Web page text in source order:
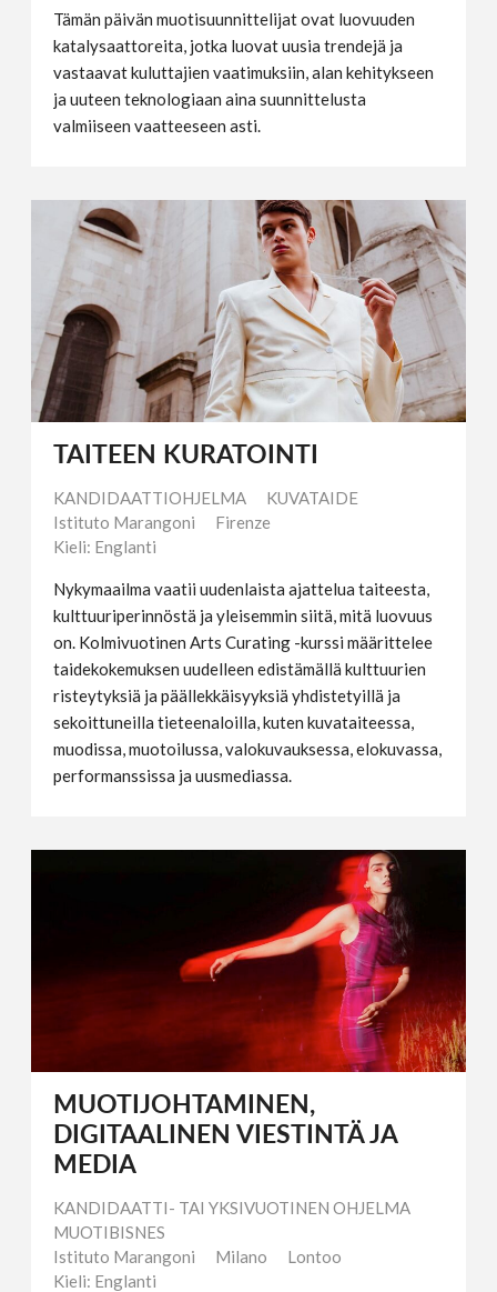
Tämän päivän muotisuunnittelijat ovat luovuuden
katalysaattoreita, jotka luovat uusia trendejä ja
vastaavat kuluttajien vaatimuksiin, alan kehitykseen
ja uuteen teknologiaan aina suunnittelusta
valmiiseen vaatteeseen asti.
TAITEEN KURATOINTI
KANDIDAATTIOHJELMA
KUVATAIDE
Istituto Marangoni
Firenze
Kieli: Englanti
Nykymaailma vaatii uudenlaista ajattelua taiteesta,
kulttuuriperinnöstä ja yleisemmin siitä, mitä luovuus
on. Kolmivuotinen Arts Curating -kurssi määrittelee
taidekokemuksen uudelleen edistämällä kulttuurien
risteytyksiä ja päällekkäisyyksiä yhdistetyillä ja
sekoittuneilla tieteenaloilla, kuten kuvataiteessa,
muodissa, muotoilussa, valokuvauksessa, elokuvassa,
performanssissa ja uusmediassa.
MUOTIJOHTAMINEN,
DIGITAALINEN VIESTINTÄ JA
MEDIA
KANDIDAATTI- TAI YKSIVUOTINEN OHJELMA
MUOTIBISNES
Istituto Marangoni
Milano
Lontoo
Kieli: Englanti